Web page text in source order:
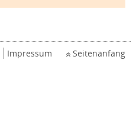
Impressum Seitenanfang